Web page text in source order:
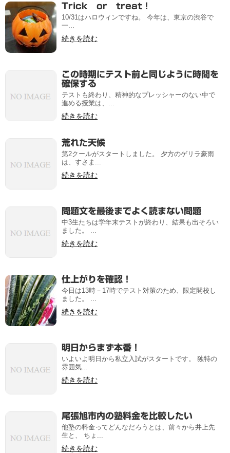
Trick or treat！
10/31はハロウィンですね。 今年は、東京の渋谷で
一...
続きを読む
この時期にテスト前と同じように時間を
確保する
テストも終わり、精神的なプレッシャーのない中で
進める授業は、...
続きを読む
荒れた天候
第2クールがスタートしました。 夕方のゲリラ豪雨
は、すさま...
続きを読む
問題文を最後までよく読まない問題
中3生たちは学年末テストが終わり、結果も出そろい
ました。 ...
続きを読む
仕上がりを確認！
今日は13時－17時でテスト対策のため、限定開校し
ました。 ...
続きを読む
明日からまず本番！
いよいよ明日から私立入試がスタートです。 独特の
雰囲気...
続きを読む
尾張旭市内の塾料金を比較したい
他塾の料金ってどんなだろうとは、前々から井上先
生と、 ちょ...
続きを読む